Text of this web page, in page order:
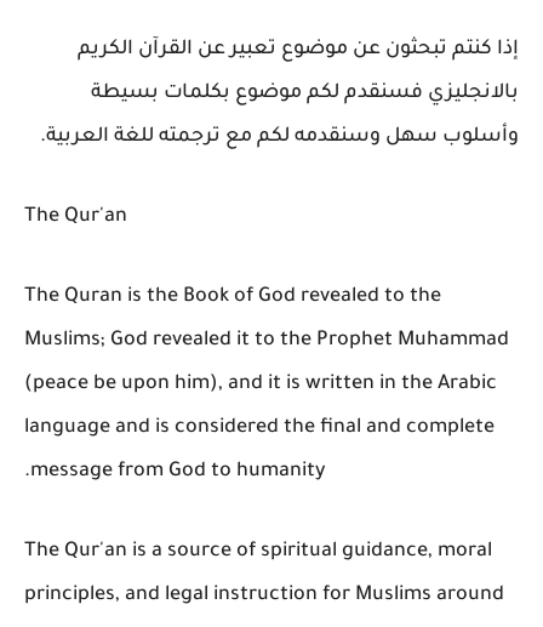
إذا كنتم تبحثون عن موضوع تعبير عن القرآن الكريم
بالانجليزي فسنقدم لكم موضوع بكلمات بسيطة
وأسلوب سهل وسنقدمه لكم مع ترجمته للغة العربية.
The Qur'an
The Quran is the Book of God revealed to the
Muslims; God revealed it to the Prophet Muhammad
(peace be upon him), and it is written in the Arabic
language and is considered the final and complete
message from God to humanity.
The Qur'an is a source of spiritual guidance, moral
principles, and legal instruction for Muslims around